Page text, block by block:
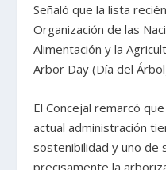
Señaló que la lista
Organización de las
Alimentación y la
Arbor Day (Día del
El Concejal remarcó
actual administración
sostenibilidad y uno de